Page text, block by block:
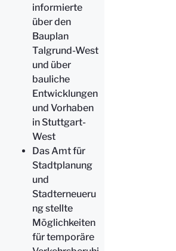
informierte
über den
Bauplan
Talgrund-West
und über
bauliche
Entwicklungen
und Vorhaben
in Stuttgart-
West
Das Amt für
Stadtplanung
und
Stadterneueru
ng stellte
Möglichkeiten
für temporäre